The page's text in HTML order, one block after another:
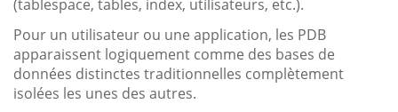
(tablespace, tables, index, utilisateurs, etc.).
Pour un utilisateur ou une application, les PDB
apparaissent logiquement comme des bases de
données distinctes traditionnelles complètement
isolées les unes des autres.